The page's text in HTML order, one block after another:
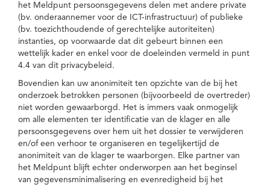
het Meldpunt persoonsgegevens delen met andere private
(bv. onderaannemer voor de ICT-infrastructuur) of publieke
(bv. toezichthoudende of gerechtelijke autoriteiten)
instanties, op voorwaarde dat dit gebeurt binnen een
wettelijk kader en enkel voor de doeleinden vermeld in punt
4.4 van dit privacybeleid.
Bovendien kan uw anonimiteit ten opzichte van de bij het
onderzoek betrokken personen (bijvoorbeeld de overtreder)
niet worden gewaarborgd. Het is immers vaak onmogelijk
om alle elementen ter identificatie van de klager en alle
persoonsgegevens over hem uit het dossier te verwijderen
en/of een verhoor te organiseren en tegelijkertijd de
anonimiteit van de klager te waarborgen. Elke partner van
het Meldpunt blijft echter onderworpen aan het beginsel
van gegevensminimalisering en evenredigheid bij het